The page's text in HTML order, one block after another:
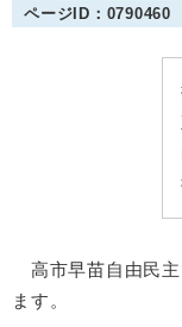
ページID：0790460
高市早苗自由民主
ます。